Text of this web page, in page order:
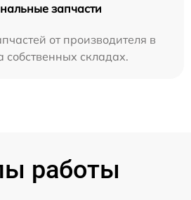
запчасти
от производителя в
собственных складах.
работы